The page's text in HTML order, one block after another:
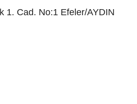
1. Cad. No:1 Efeler/AYDIN